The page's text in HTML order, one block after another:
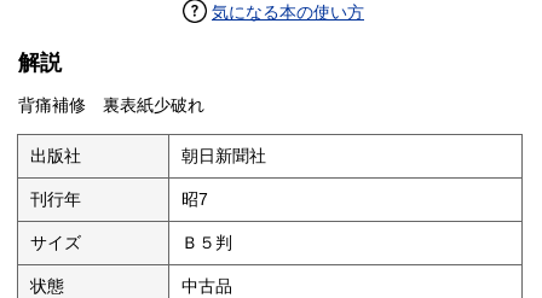
気になる本の使い方
解説
背痛補修 裏表紙少破れ
出版社 朝日新聞社
刊行年 昭7
サイズ Ｂ５判
状態 中古品